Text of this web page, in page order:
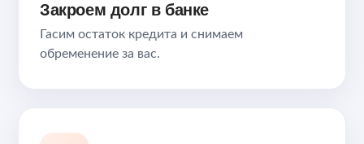
Закроем долг в банке
Гасим остаток кредита и снимаем
обременение за вас.